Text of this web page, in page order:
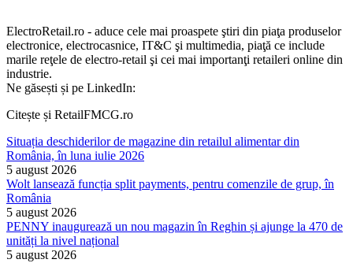
ElectroRetail.ro - aduce cele mai proaspete ştiri din piaţa produselor
electronice, electrocasnice, IT&C şi multimedia, piaţă ce include
marile reţele de electro-retail şi cei mai importanţi retaileri online din
industrie.
Ne găsești și pe LinkedIn:
Citește și RetailFMCG.ro
Situația deschiderilor de magazine din retailul alimentar din
România, în luna iulie 2026
5 august 2026
Wolt lansează funcția split payments, pentru comenzile de grup, în
România
5 august 2026
PENNY inaugurează un nou magazin în Reghin și ajunge la 470 de
unități la nivel național
5 august 2026